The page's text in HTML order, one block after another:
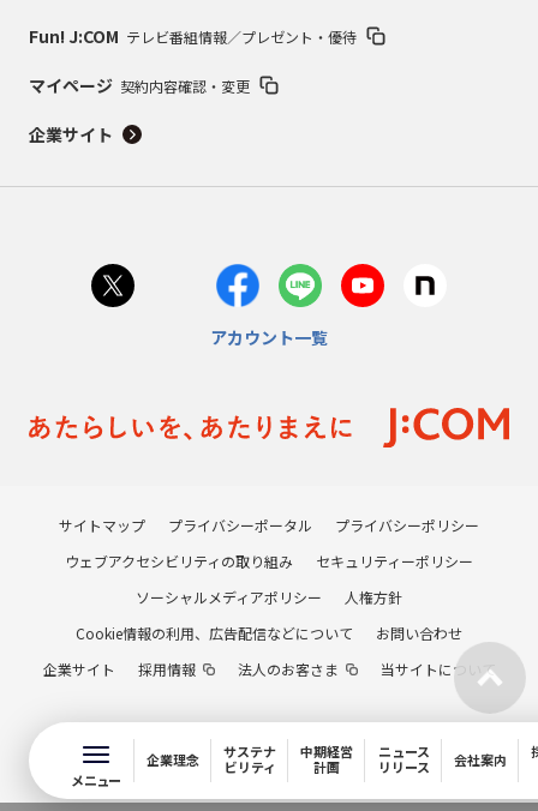
メニュー
企業理念
サステナ
ビリティ
中期経営
計画
ニュース
リリース
会社案内
Fun! J:COM テレビ番組情報／プレゼント・優待
マイページ 契約内容確認・変更
企業サイト
アカウント一覧
サイトマップ プライバシーポータル
プライバシーポリシー
ウェブアクセシビリティの取り組み
セキュリティーポリシー
ソーシャルメディアポリシー
人権方針
Cookie情報の利用、広告配信などについて
お問い合わせ
企業サイト
採用情報 法人のお客さま 当サイトについて